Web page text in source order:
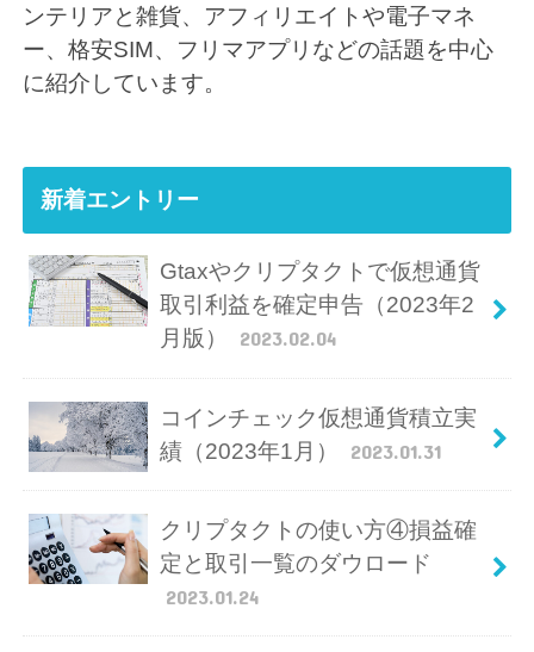
ンテリアと雑貨、アフィリエイトや電子マネ
ー、格安SIM、フリマアプリなどの話題を中心
に紹介しています。
新着エントリー
Gtaxやクリプタクトで仮想通貨
取引利益を確定申告（2023年2
月版）
2023.02.04
コインチェック仮想通貨積立実
績（2023年1月）
2023.01.31
クリプタクトの使い方④損益確
定と取引一覧のダウロード
2023.01.24